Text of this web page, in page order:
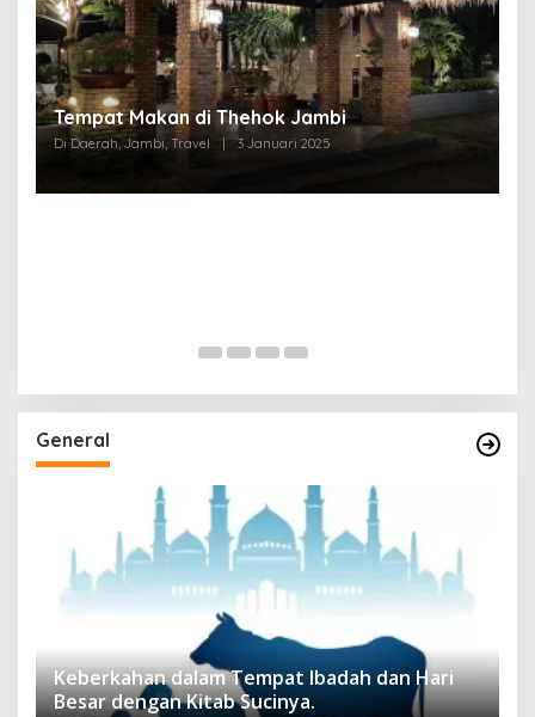
Tempat Makan di Thehok Jambi
Di Daerah, Jambi, Travel | 3 Januari 2025
General
Keberkahan dalam Tempat Ibadah dan Hari
Besar dengan Kitab Sucinya.